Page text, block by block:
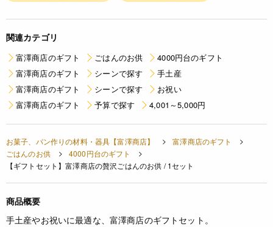
関連カテゴリ
富澤商店のギフト ごはんのお供
4000円台のギフト
富澤商店のギフト
シーンで探す
手土産
富澤商店のギフト
シーンで探す
お祝い
富澤商店のギフト
予算で探す 4,001～5,000円
お菓子、パン作りの材料・器具【富澤商店】
富澤商店のギフト
ごはんのお供
4000円台のギフト
【ギフトセット】富澤商店の贅沢ごはんのお供 / 1セット
商品概要
手土産やお祝いに最適な、富澤商店のギフトセット。